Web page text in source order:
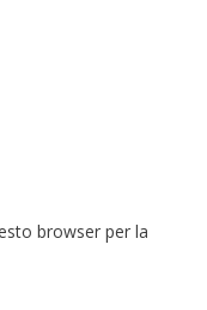
browser per la